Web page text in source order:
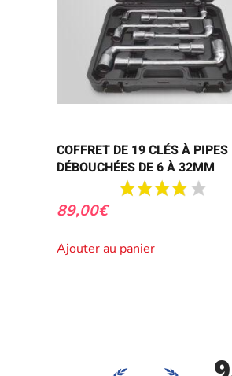
COFFRET DE 19 CLÉS À PIPES
DÉBOUCHÉES DE 6 À 32MM
89,00€
Ajouter au panier